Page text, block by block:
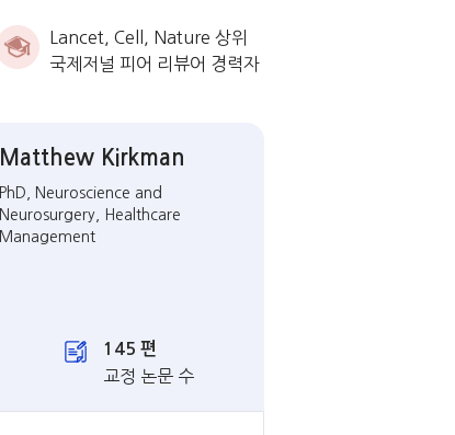
Lancet, Cell, Nature 상위
국제저널 피어 리뷰어 경력자
Matthew Kirkman
PhD, Neuroscience and
Neurosurgery, Healthcare
Management
145 편
교정 논문 수